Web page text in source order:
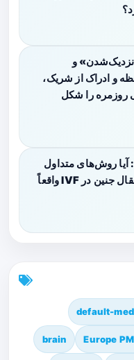
و
و ادراک از شریک،
روزمره را شکل
روش‌های متداول
آماده‌سازی قبل از انتقال جنین در IVF واقعاً
default-
Europe
brain